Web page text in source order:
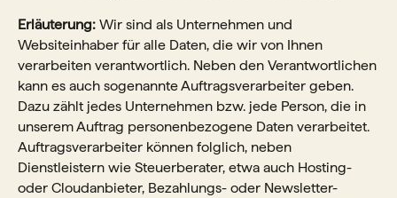
Erläuterung: Wir sind als Unternehmen und
Websiteinhaber für alle Daten, die wir von Ihnen
verarbeiten verantwortlich. Neben den Verantwortlichen
kann es auch sogenannte Auftragsverarbeiter geben.
Dazu zählt jedes Unternehmen bzw. jede Person, die in
unserem Auftrag personenbezogene Daten verarbeitet.
Auftragsverarbeiter können folglich, neben
Dienstleistern wie Steuerberater, etwa auch Hosting-
oder Cloudanbieter, Bezahlungs- oder Newsletter-